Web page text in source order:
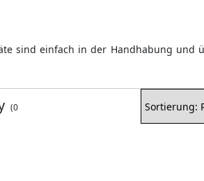
sind einfach in der Handhabung und
(0